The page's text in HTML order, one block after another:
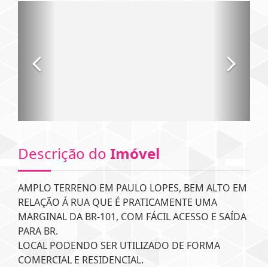
Descrição do Imóvel
AMPLO TERRENO EM PAULO LOPES, BEM ALTO EM
RELAÇÃO Á RUA QUE É PRATICAMENTE UMA
MARGINAL DA BR-101, COM FÁCIL ACESSO E SAÍDA
PARA BR.
LOCAL PODENDO SER UTILIZADO DE FORMA
COMERCIAL E RESIDENCIAL.